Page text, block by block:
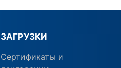
ЗАГРУЗКИ
Сертификаты и